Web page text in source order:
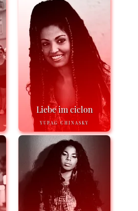
Liebe im ciclon
YUPAG CHINASKY